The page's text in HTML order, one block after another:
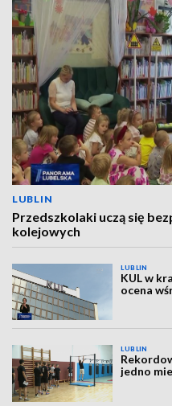
LUBLIN
Przedszkolaki uczą się
kolejowych
LUBLIN
KUL w
ocena
LUBLIN
jedno